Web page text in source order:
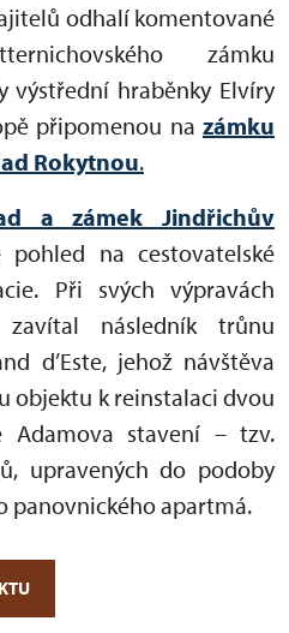
odhalí komentované
zámku
výstřední hraběnky Elvíry
připomenou na zámku
Rokytnou.
a zámek Jindřichův
pohled na cestovatelské
Při svých výpravách
následník trůnu
d’Este, jehož návštěva
objektu k reinstalaci dvou
Adamova stavení – tzv.
upravených do podoby
panovnického apartmá.